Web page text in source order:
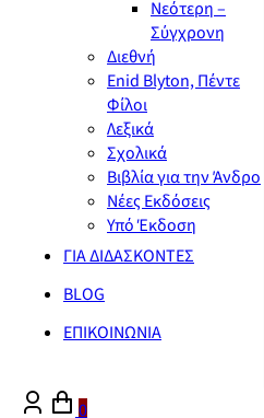
Νεότερη –
Σύγχρονη
Διεθνή
Enid Blyton, Πέντε
Φίλοι
Λεξικά
Σχολικά
Βιβλία για την Άνδρο
Νέες Εκδόσεις
Υπό Έκδοση
ΓΙΑ ΔΙΔΑΣΚΟΝΤΕΣ
BLOG
ΕΠΙΚΟΙΝΩΝΙΑ
0